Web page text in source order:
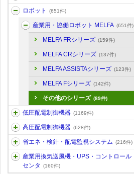
ロボット (651件)
産業用・協働ロボット MELFA (651件)
MELFA FRシリーズ (159件)
MELFA CRシリーズ (137件)
MELFA ASSISTAシリーズ (123件)
MELFA Fシリーズ (142件)
その他のシリーズ (89件)
低圧配電制御機器 (1169件)
高圧配電制御機器 (628件)
省エネ・検針・配電監視システム (216件)
産業用換気送風機・UPS・コントロール
センタ
(160件)